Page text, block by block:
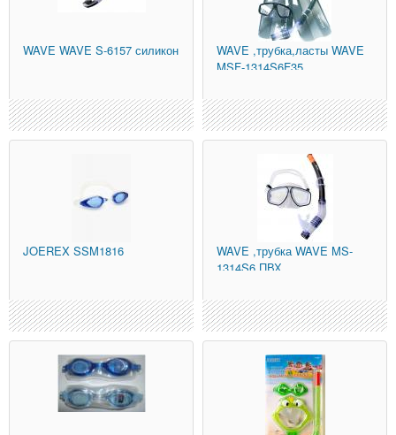
WAVE WAVE S-6157 силикон WAVE ,трубка,ласты WAVE
MSF-1314S6F35
JOEREX SSM1816 WAVE ,трубка WAVE MS-
1314S6 ПВХ